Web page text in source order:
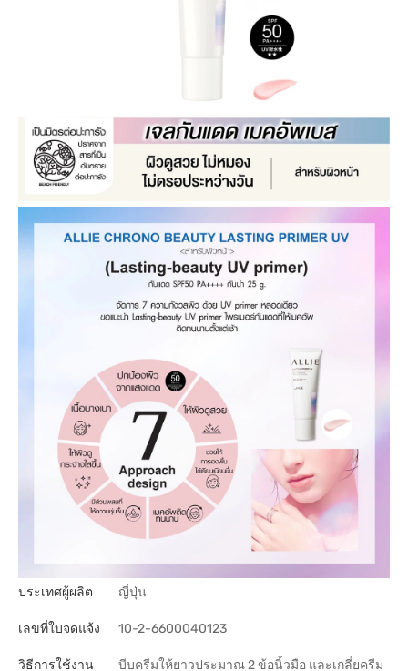
ประเทศผู้ผลิต ญี่ปุ่น
เลขที่ใบจดแจ้ง 10-2-6600040123
วิธีการใช้งาน บีบครีมให้ยาวประมาณ 2 ข้อนิ้วมือ และเกลี่ยครีม